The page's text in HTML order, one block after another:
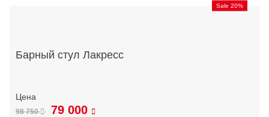
Sale 20%
Барный стул Лакресс
98 750 79 000